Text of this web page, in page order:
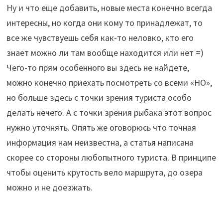
Ну и что еще добавить, новые места конечно всегда
интересны, но когда они кому то принадлежат, то
все же чувствуешь себя как-то неловко, кто его
знает можно ли там вообще находится или нет =)
Чего-то прям особенного вы здесь не найдете,
можно конечно приехать посмотреть со всеми «НО»,
но больше здесь с точки зрения туриста особо
делать нечего. А с точки зрения рыбака этот вопрос
нужно уточнять. Опять же оговорюсь что точная
информация нам неизвестна, а статья написана
скорее со стороны любопытного туриста. В принципе
чтобы оценить крутость вело маршрута, до озера
можно и не доезжать.